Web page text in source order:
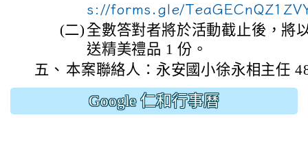
s://forms.gle/
(二) 全數答對者將於活動截止後，將
送精美禮品 1 份。
五、 本案聯絡人：永安國小徐永相主任
Google 仁和行事曆